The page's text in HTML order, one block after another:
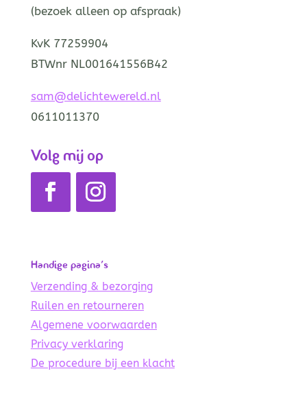
(bezoek alleen op afspraak)
KvK 77259904
BTWnr NL001641556B42
sam@delichtewereld.nl
0611011370
Volg mij op
Handige pagina’s
Verzending & bezorging
Ruilen en retourneren
Algemene voorwaarden
Privacy verklaring
De procedure bij een klacht